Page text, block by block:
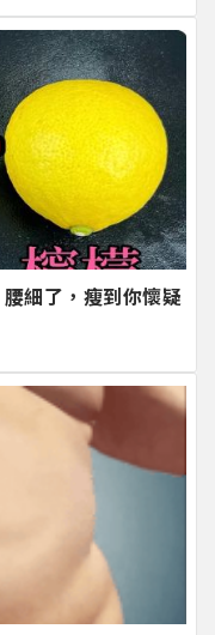
細了，瘦到你懷疑